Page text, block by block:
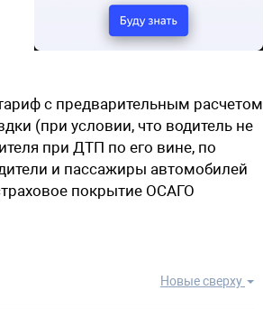
с предварительным расчетом
(при условии, что водитель не
при ДТП по его вине, по
и пассажиры автомобилей
покрытие ОСАГО
Новые сверху